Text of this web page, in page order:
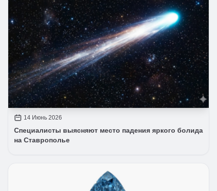
14 Июнь 2026
Специалисты выясняют место падения яркого болида
на Ставрополье